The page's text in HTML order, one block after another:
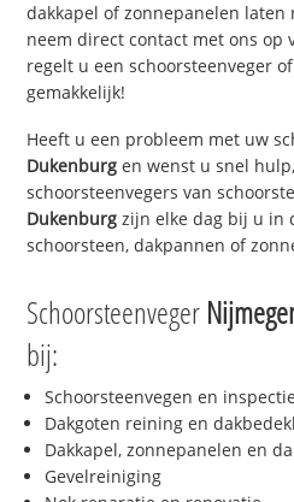
dakkapel of zonnepanelen laten
neem direct contact met ons op
regelt u een schoorsteenveger
gemakkelijk!
Heeft u een probleem met uw
Dukenburg en wenst u snel
schoorsteenvegers van
Dukenburg zijn elke dag bij u in
schoorsteen, dakpannen of
Schoorsteenveger
bij:
Schoorsteenvegen en inspectie
Dakgoten reining en
Dakkapel, zonnepanelen en
Gevelreiniging